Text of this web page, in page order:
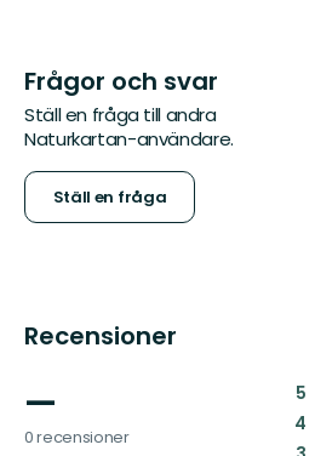
Frågor och svar
Ställ en fråga till andra
Naturkartan-användare.
Ställ en fråga
Recensioner
—
0 recensioner
5:
4: